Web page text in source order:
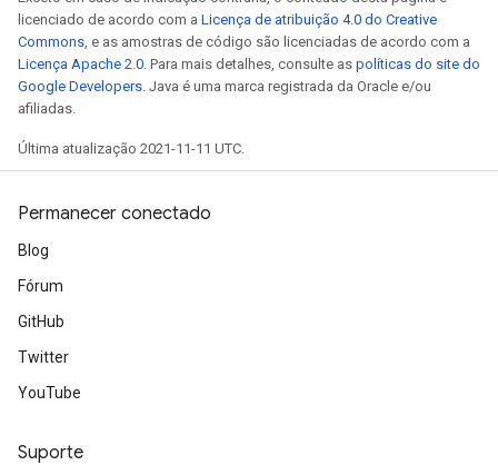
licenciado de acordo com a Licença de atribuição 4.0 do Creative
Commons , e as amostras de código são licenciadas de acordo com a
Licença Apache 2.0 . Para mais detalhes, consulte as políticas do site do
Google Developers . Java é uma marca registrada da Oracle e/ou
afiliadas.
Última atualização 2021-11-11 UTC.
Permanecer conectado
Blog
Fórum
GitHub
Twitter
YouTube
Suporte